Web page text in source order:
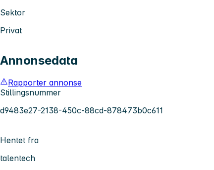
Sektor
Privat
Annonsedata
Rapporter annonse
Stillingsnummer
d9483e27-2138-450c-88cd-878473b0c611
Hentet fra
talentech